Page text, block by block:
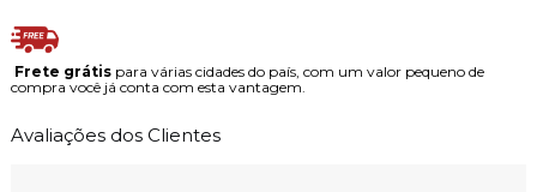
Frete grátispara várias cidades do país, com um valor pequeno de
compra você já conta com esta vantagem.
Avaliações dos Clientes